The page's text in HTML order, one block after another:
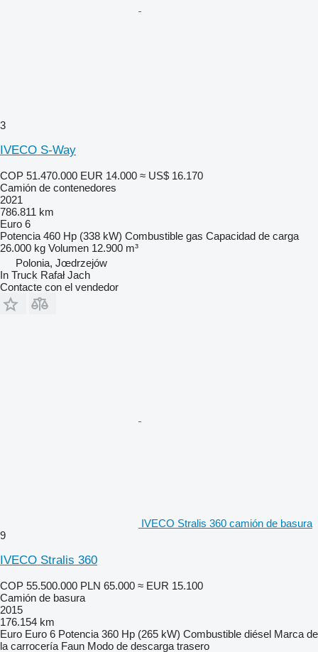
3
IVECO S-Way
COP 51.470.000 EUR 14.000 ≈ US$ 16.170
Camión de contenedores
2021
786.811 km
Euro 6
Potencia 460 Hp (338 kW) Combustible gas Capacidad de carga
26.000 kg Volumen 12.900 m³
Polonia, Jœdrzejów
In Truck Rafał Jach
Contacte con el vendedor
IVECO Stralis 360 camión de basura
9
IVECO Stralis 360
COP 55.500.000 PLN 65.000 ≈ EUR 15.100
Camión de basura
2015
176.154 km
Euro Euro 6 Potencia 360 Hp (265 kW) Combustible diésel Marca de
la carrocería Faun Modo de descarga trasero